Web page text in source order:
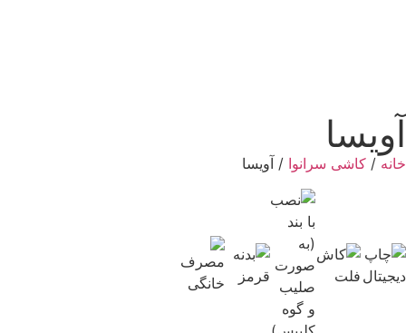
/کاشی سرانوا / آویسا